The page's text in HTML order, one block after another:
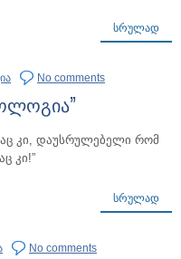
ᲡᲠᲣᲚᲐᲓ
No comments
კი, დაუსრულებელი რომ
კი!”
ᲡᲠᲣᲚᲐᲓ
No comments